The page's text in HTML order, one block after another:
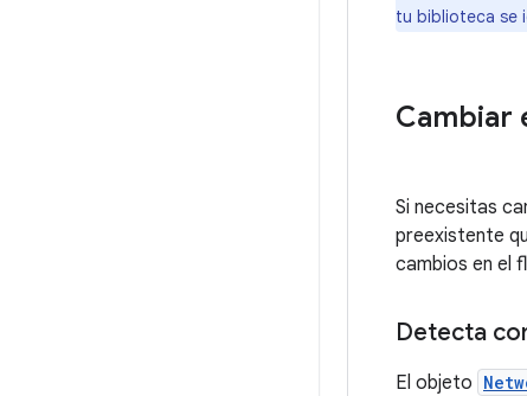
tu biblioteca se
Cambiar
Si necesitas
preexistente
cambios en el
Detecta
El objeto